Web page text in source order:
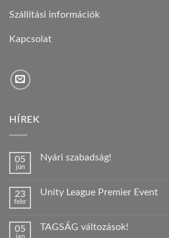
Szállítási információk
Kapcsolat
HÍREK
05
jún
Nyári szabadság!
Nyári
23
febr
Unity League Premier Event
Unity
05
jan
TAGSÁG változások!